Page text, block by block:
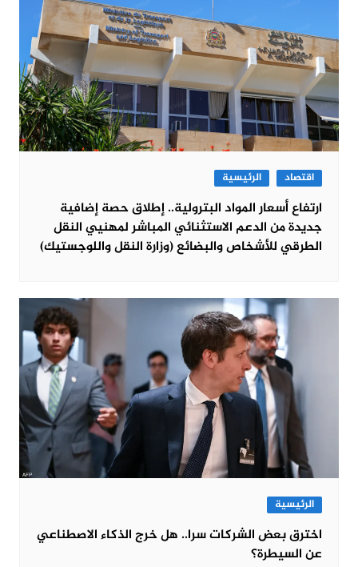
اقتصاد الرئيسية
ارتفاع أسعار المواد البترولية.. إطلاق حصة إضافية
جديدة من الدعم الاستثنائي المباشر لمهنيي النقل
الطرقي للأشخاص والبضائع (وزارة النقل واللوجستيك)
الرئيسية
اخترق بعض الشركات سرا.. هل خرج الذكاء الاصطناعي
عن السيطرة؟